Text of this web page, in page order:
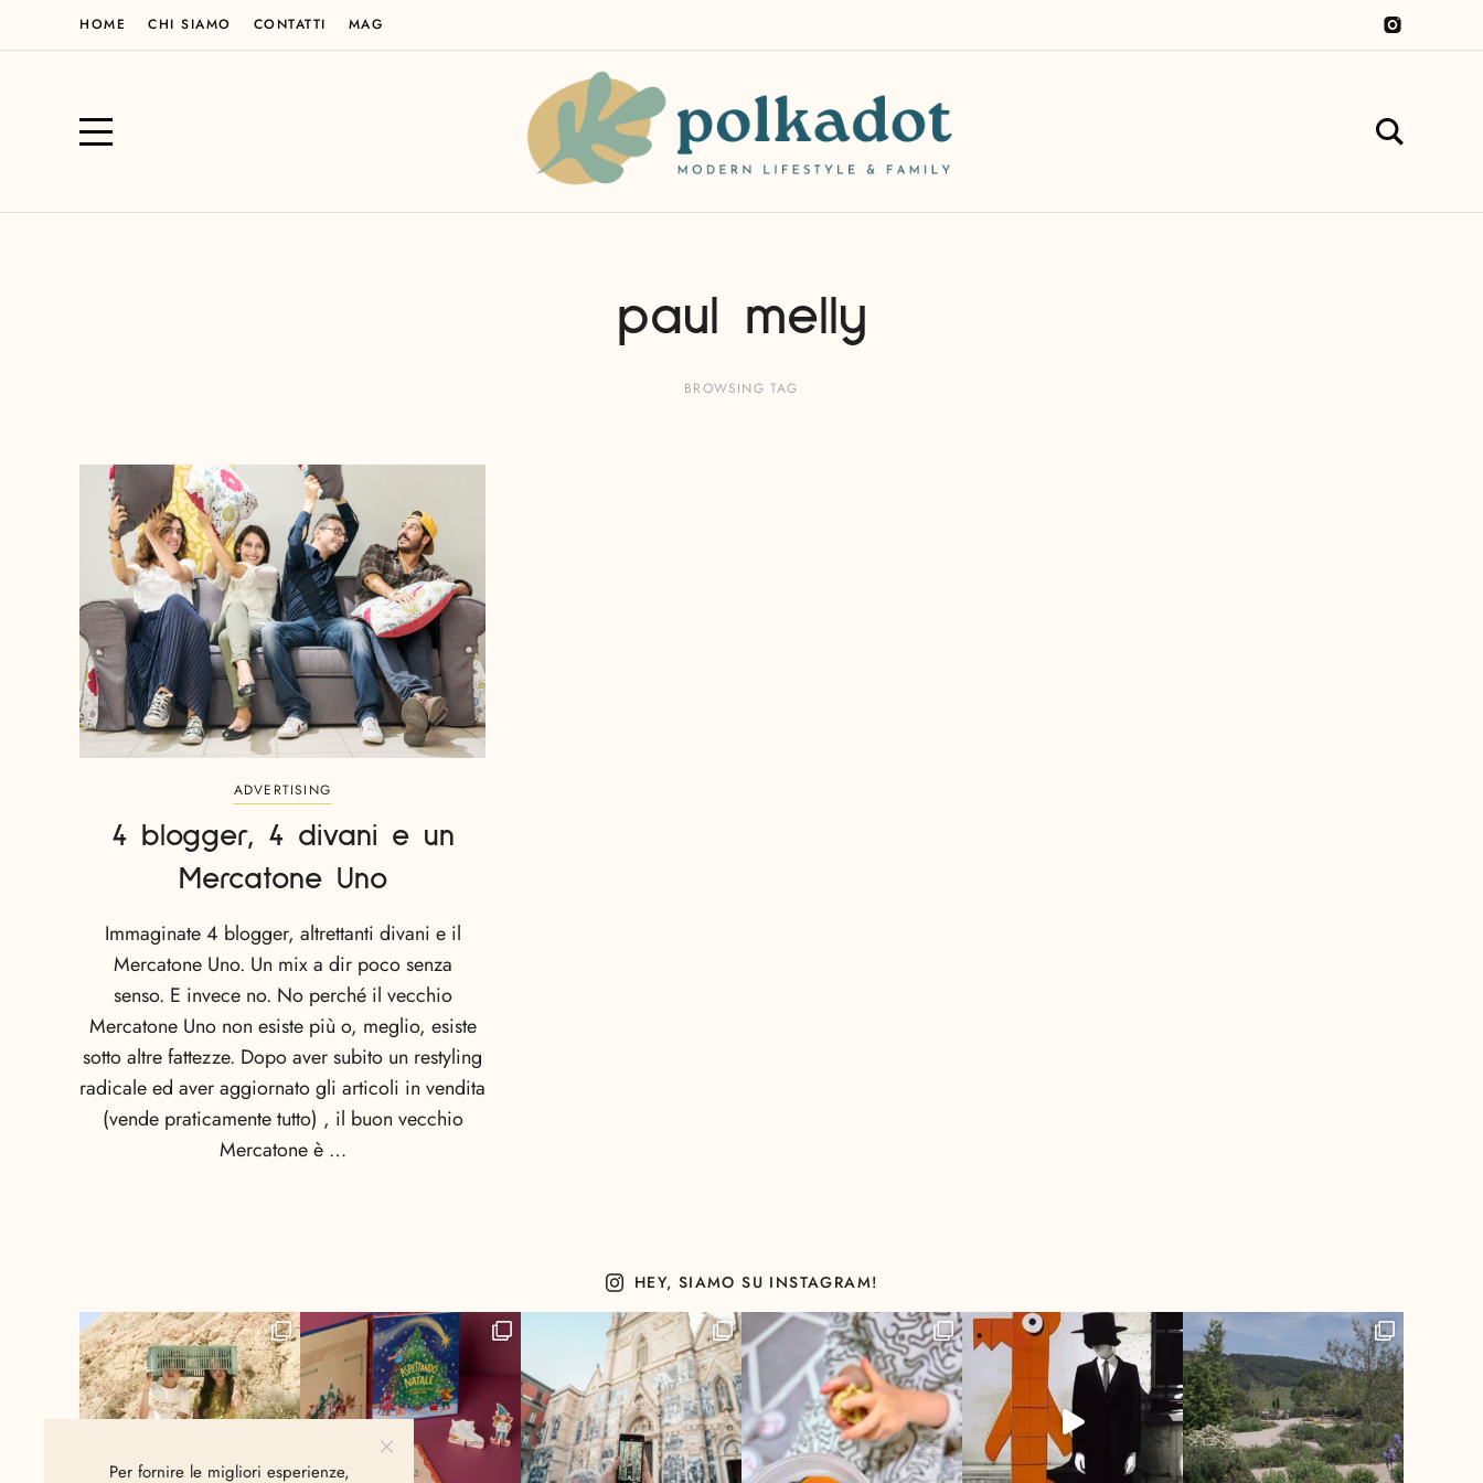
HOME CHI SIAMO CONTATTI MAG
paul melly
BROWSING TAG
ADVERTISING
4 blogger, 4 divani e un
Mercatone Uno
Immaginate 4 blogger, altrettanti divani e il
Mercatone Uno. Un mix a dir poco senza
senso. E invece no. No perché il vecchio
Mercatone Uno non esiste più o, meglio, esiste
sotto altre fattezze. Dopo aver subito un restyling
radicale ed aver aggiornato gli articoli in vendita
(vende praticamente tutto) , il buon vecchio
Mercatone è …
HEY, SIAMO SU INSTAGRAM!
Per fornire le migliori esperienze,